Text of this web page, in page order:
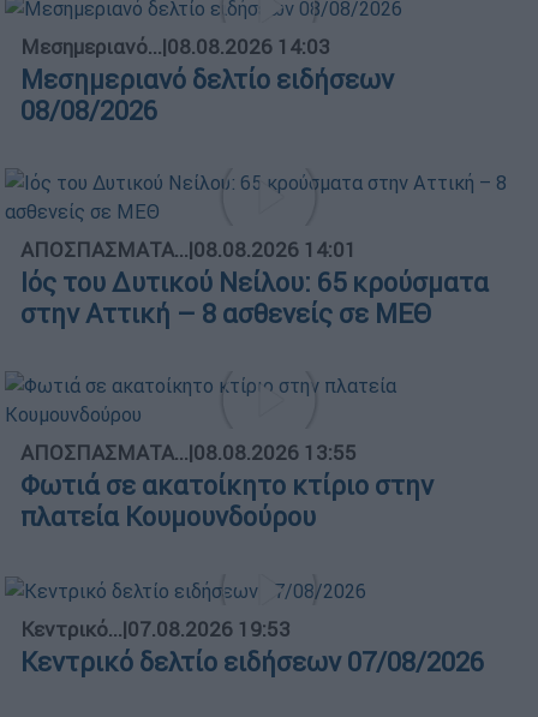
Μεσημεριανό...|08.08.2026 14:03
Μεσημεριανό δελτίο ειδήσεων
08/08/2026
ΑΠΟΣΠΑΣΜΑΤΑ...|08.08.2026 14:01
Ιός του Δυτικού Νείλου: 65 κρούσματα
στην Αττική – 8 ασθενείς σε ΜΕΘ
ΑΠΟΣΠΑΣΜΑΤΑ...|08.08.2026 13:55
Φωτιά σε ακατοίκητο κτίριο στην
πλατεία Κουμουνδούρου
Κεντρικό...|07.08.2026 19:53
Κεντρικό δελτίο ειδήσεων 07/08/2026